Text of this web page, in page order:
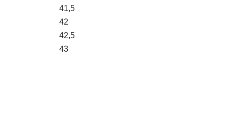
41,5
42
42,5
43